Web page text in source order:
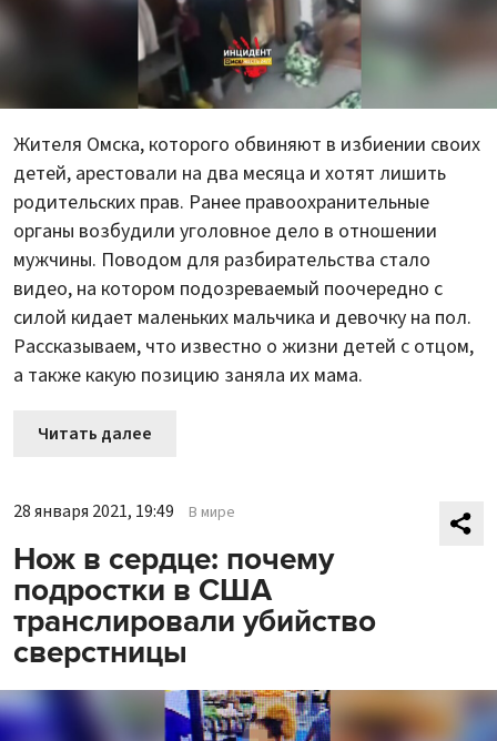
Жителя Омска, которого обвиняют в избиении своих
детей, арестовали на два месяца и хотят лишить
родительских прав. Ранее правоохранительные
органы возбудили уголовное дело в отношении
мужчины. Поводом для разбирательства стало
видео, на котором подозреваемый поочередно с
силой кидает маленьких мальчика и девочку на пол.
Рассказываем, что известно о жизни детей с отцом,
а также какую позицию заняла их мама.
Читать далее
28 января 2021, 19:49 В мире
Нож в сердце: почему
подростки в США
транслировали убийство
сверстницы